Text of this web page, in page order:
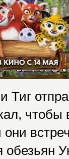
Тиг
чтобы
они
обезьян